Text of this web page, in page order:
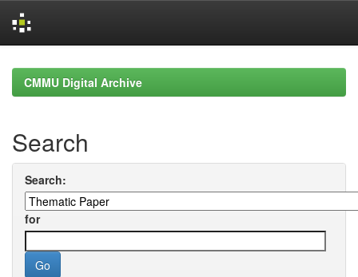
navigationCMMU Digital Archive
Search
Search:
for